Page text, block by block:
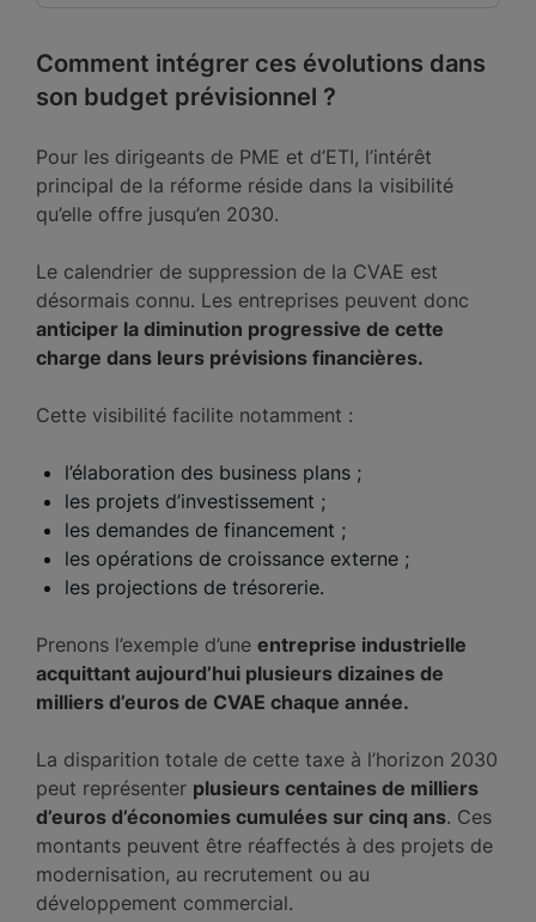
Comment intégrer ces évolutions dans
son budget prévisionnel ?
Pour les dirigeants de PME et d’ETI, l’intérêt
principal de la réforme réside dans la visibilité
qu’elle offre jusqu’en 2030.
Le calendrier de suppression de la CVAE est
désormais connu. Les entreprises peuvent donc
anticiper la diminution progressive de cette
charge dans leurs prévisions financières.
Cette visibilité facilite notamment :
l’élaboration des business plans ;
les projets d’investissement ;
les demandes de financement ;
les opérations de croissance externe ;
les projections de trésorerie.
Prenons l’exemple d’une entreprise industrielle
acquittant aujourd’hui plusieurs dizaines de
milliers d’euros de CVAE chaque année.
La disparition totale de cette taxe à l’horizon 2030
peut représenter plusieurs centaines de milliers
d’euros d’économies cumulées sur cinq ans. Ces
montants peuvent être réaffectés à des projets de
modernisation, au recrutement ou au
développement commercial.